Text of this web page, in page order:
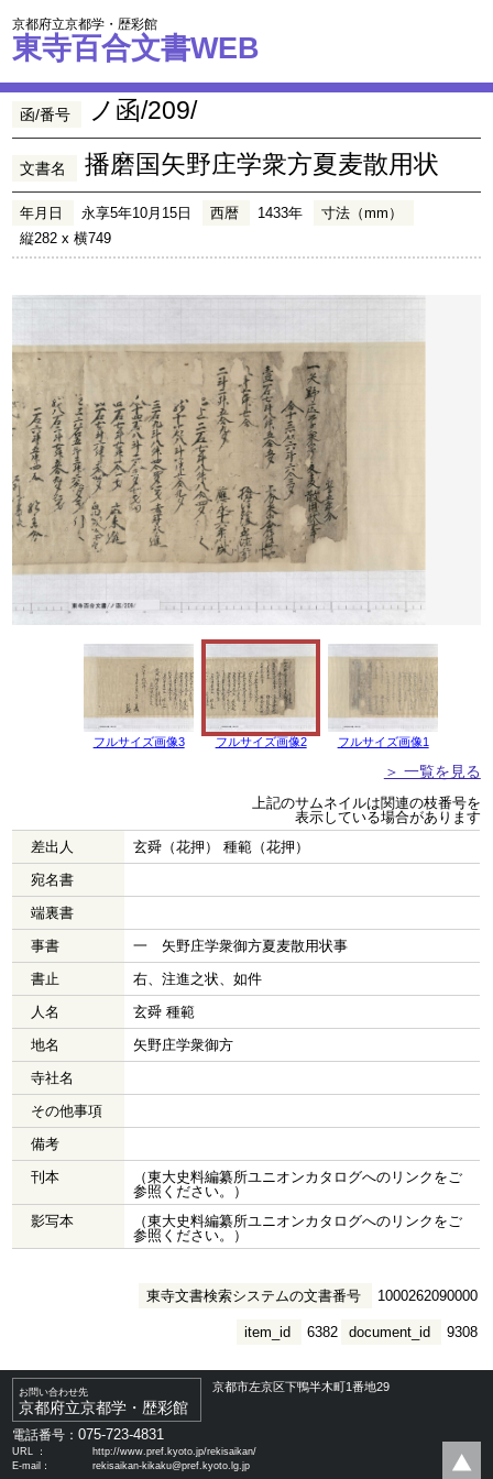
京都府立京都学・歴彩館
東寺百合文書WEB
函/番号 ノ函/209/
文書名 播磨国矢野庄学衆方夏麦散用状
年月日 永享5年10月15日 西暦 1433年
寸法（mm）
縦282 x 横749
フルサイズ画像3 フルサイズ画像2 フルサイズ画像1
＞ 一覧を見る
上記のサムネイルは関連の枝番号を
表示している場合があります
差出人
玄舜（花押） 種範（花押）
宛名書
端裏書
事書
一 矢野庄学衆御方夏麦散用状事
書止
右、注進之状、如件
人名
玄舜 種範
地名
矢野庄学衆御方
寺社名
その他事項
備考
刊本
（東大史料編纂所ユニオンカタログへのリンクをご
参照ください。）
影写本
（東大史料編纂所ユニオンカタログへのリンクをご
参照ください。）
東寺文書検索システムの文書番号 1000262090000
document_id 9308
item_id 6382
お問い合わせ先
京都府立京都学・歴彩館
京都市左京区下鴨半木町1番地29
電話番号：075-723-4831
URL ：
http://www.pref.kyoto.jp/rekisaikan/
E-mail：
rekisaikan-kikaku@pref.kyoto.lg.jp